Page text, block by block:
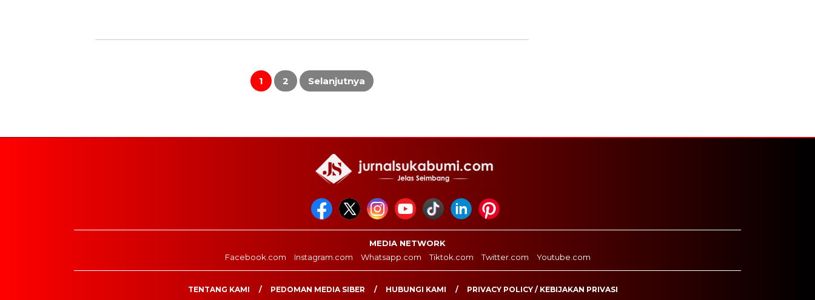
1 2 Selanjutnya
MEDIA NETWORK
Facebook.com
Instagram.com Whatsapp.com Tiktok.com Twitter.com Youtube.com
TENTANG KAMI PEDOMAN MEDIA SIBER HUBUNGI KAMI PRIVACY POLICY / KEBIJAKAN PRIVASI